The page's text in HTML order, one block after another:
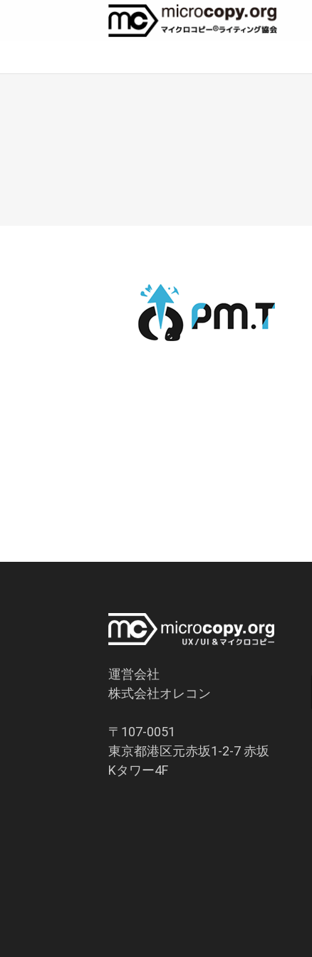
運営会社
株式会社オレコン
〒107-0051
東京都港区元赤坂1-2-7 赤坂
Kタワー4F